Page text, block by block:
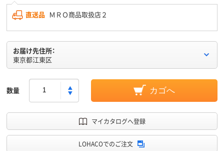
直送品 ＭＲＯ商品取扱店２
お届け先住所：
東京都江東区
数量 カゴへ
マイカタログへ登録
LOHACOでのご注文